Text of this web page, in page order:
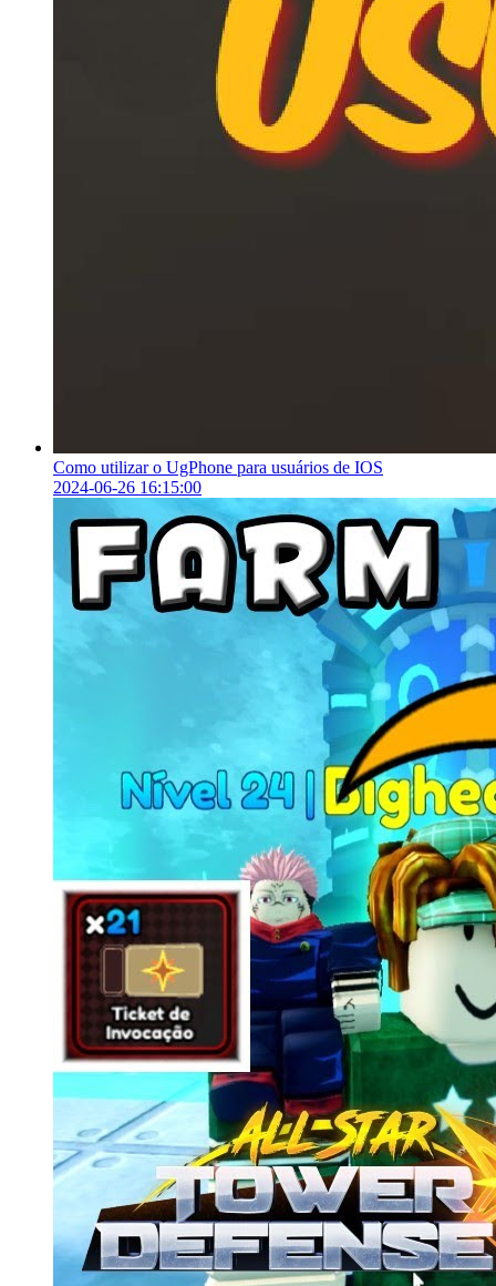
Como utilizar o UgPhone para usuários de IOS
2024-06-26 16:15:00